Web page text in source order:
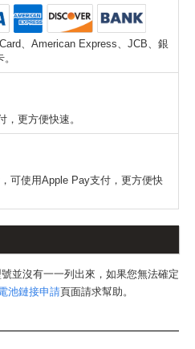
、American Express、JCB、銀
，更方便快速。
可使用Apple Pay支付，更方便快
並沒有一一列出來，如果您無法確定
池鏈接申請頁面請求幫助。